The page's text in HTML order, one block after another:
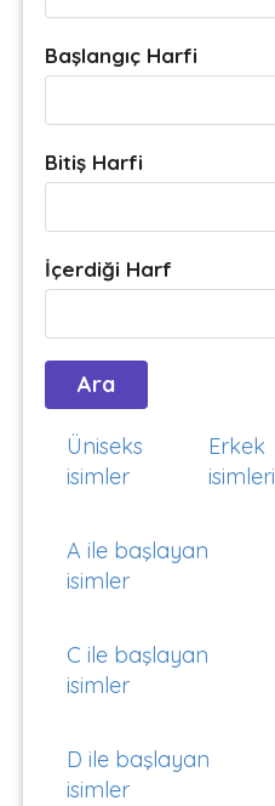
Başlangıç Harfi
Bitiş Harfi
İçerdiği Harf
Üniseks
isimler
Erkek
isimleri
A ile başlayan
isimler
C ile başlayan
isimler
D ile başlayan
isimler